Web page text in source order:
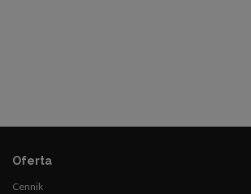
Oferta
Cennik